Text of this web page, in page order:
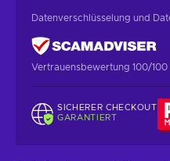
Datenverschlüsselung und
Vertrauensbewertung 100/100
SICHERER CHECKOUT
GARANTIERT